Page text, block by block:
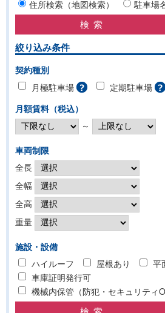
住所検索（地図検索） 駐車場
絞り込み条件
契約種別
月極駐車場
定期駐車場
月額賃料（税込）
～
車両制限
全長
全幅
全高
重量
施設・設備
ハイルーフ
屋根あり
平
車庫証明発行可
機械内保管（防犯・セキュリティ